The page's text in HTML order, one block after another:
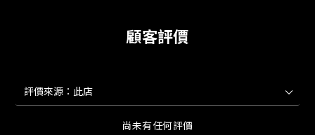
顧客評價
尚未有任何評價